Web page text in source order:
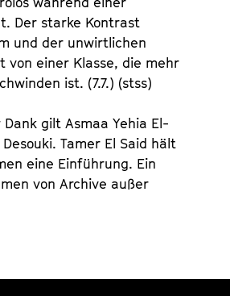
Der starke Kontrast
und der unwirtlichen
von einer Klasse, die mehr
ist. (7.7.) (stss)
gilt Asmaa Yehia El-
Tamer El Said hält
eine Einführung. Ein
von Archive außer